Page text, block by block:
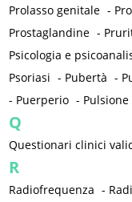
Prolasso genitale -
Prostaglandine -
Psicologia e
Psoriasi - Pubertà -
- Puerperio -
Q
Questionari clinici
R
Radiofrequenza -